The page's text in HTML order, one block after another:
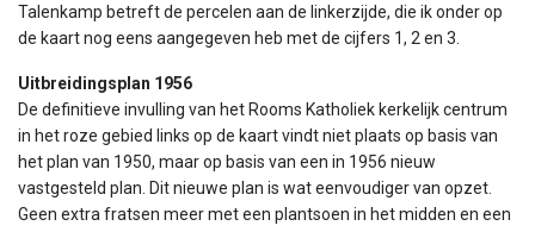
Talenkamp betreft de percelen aan de linkerzijde, die ik onder op
de kaart nog eens aangegeven heb met de cijfers 1, 2 en 3.
Uitbreidingsplan 1956
De definitieve invulling van het Rooms Katholiek kerkelijk centrum
in het roze gebied links op de kaart vindt niet plaats op basis van
het plan van 1950, maar op basis van een in 1956 nieuw
vastgesteld plan. Dit nieuwe plan is wat eenvoudiger van opzet.
Geen extra fratsen meer met een plantsoen in het midden en een